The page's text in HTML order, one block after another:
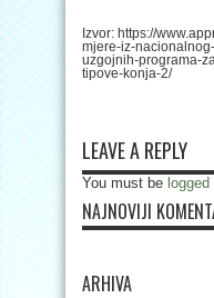
Izvor: https://
mjere-iz-
uzgojnih-programa-
tipove-konja-2/
LEAVE A REPLY
You must be logged
NAJNOVIJI
ARHIVA